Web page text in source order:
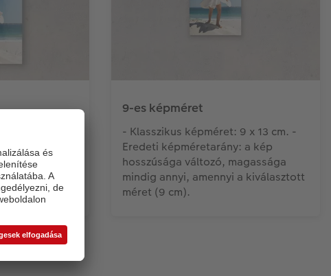
A kép
kiválasztott
9-es képméret
- Klasszikus képméret: 9 x 13 cm. -
Eredeti képméretarány: a kép
hosszúsága változó, magassága
mindig annyi, amennyi a kiválasztott
méret (9 cm).